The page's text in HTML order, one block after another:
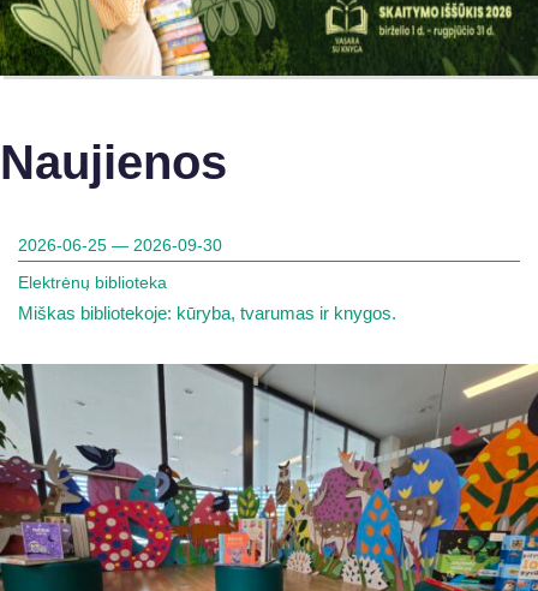
Naujienos
2026-06-25 — 2026-09-30
Elektrėnų biblioteka
Miškas bibliotekoje: kūryba, tvarumas ir knygos.